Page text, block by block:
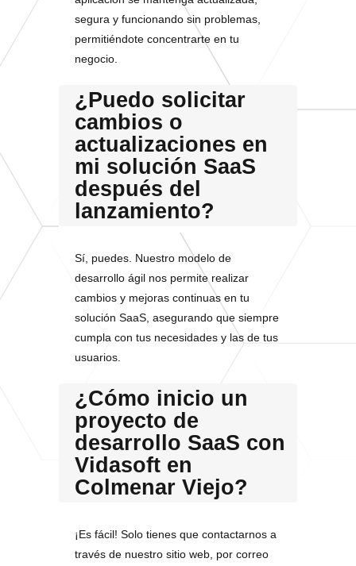
segura y funcionando sin problemas,
permitiéndote concentrarte en tu
negocio.
¿Puedo solicitar
cambios o
actualizaciones en
mi solución SaaS
después del
lanzamiento?
Sí, puedes. Nuestro modelo de
desarrollo ágil nos permite realizar
cambios y mejoras continuas en tu
solución SaaS, asegurando que siempre
cumpla con tus necesidades y las de tus
usuarios.
¿Cómo inicio un
proyecto de
desarrollo SaaS con
Vidasoft en
Colmenar Viejo?
¡Es fácil! Solo tienes que contactarnos a
través de nuestro sitio web, por correo